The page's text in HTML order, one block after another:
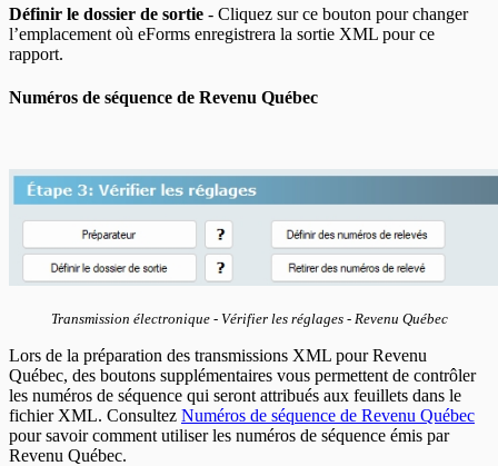
Définir le dossier de sortie - Cliquez sur ce bouton pour changer
l’emplacement où eForms enregistrera la sortie XML pour ce
rapport.
Numéros de séquence de Revenu Québec
Transmission électronique - Vérifier les réglages - Revenu Québec
Lors de la préparation des transmissions XML pour Revenu
Québec, des boutons supplémentaires vous permettent de contrôler
les numéros de séquence qui seront attribués aux feuillets dans le
fichier XML. Consultez Numéros de séquence de Revenu Québec
pour savoir comment utiliser les numéros de séquence émis par
Revenu Québec.